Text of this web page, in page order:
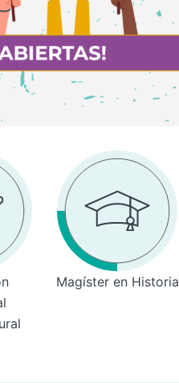
Magíster en Historia